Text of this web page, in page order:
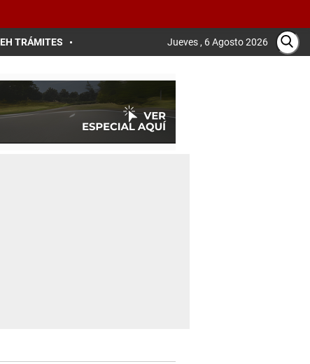
EH TRÁMITES Jueves , 6 Agosto 2026